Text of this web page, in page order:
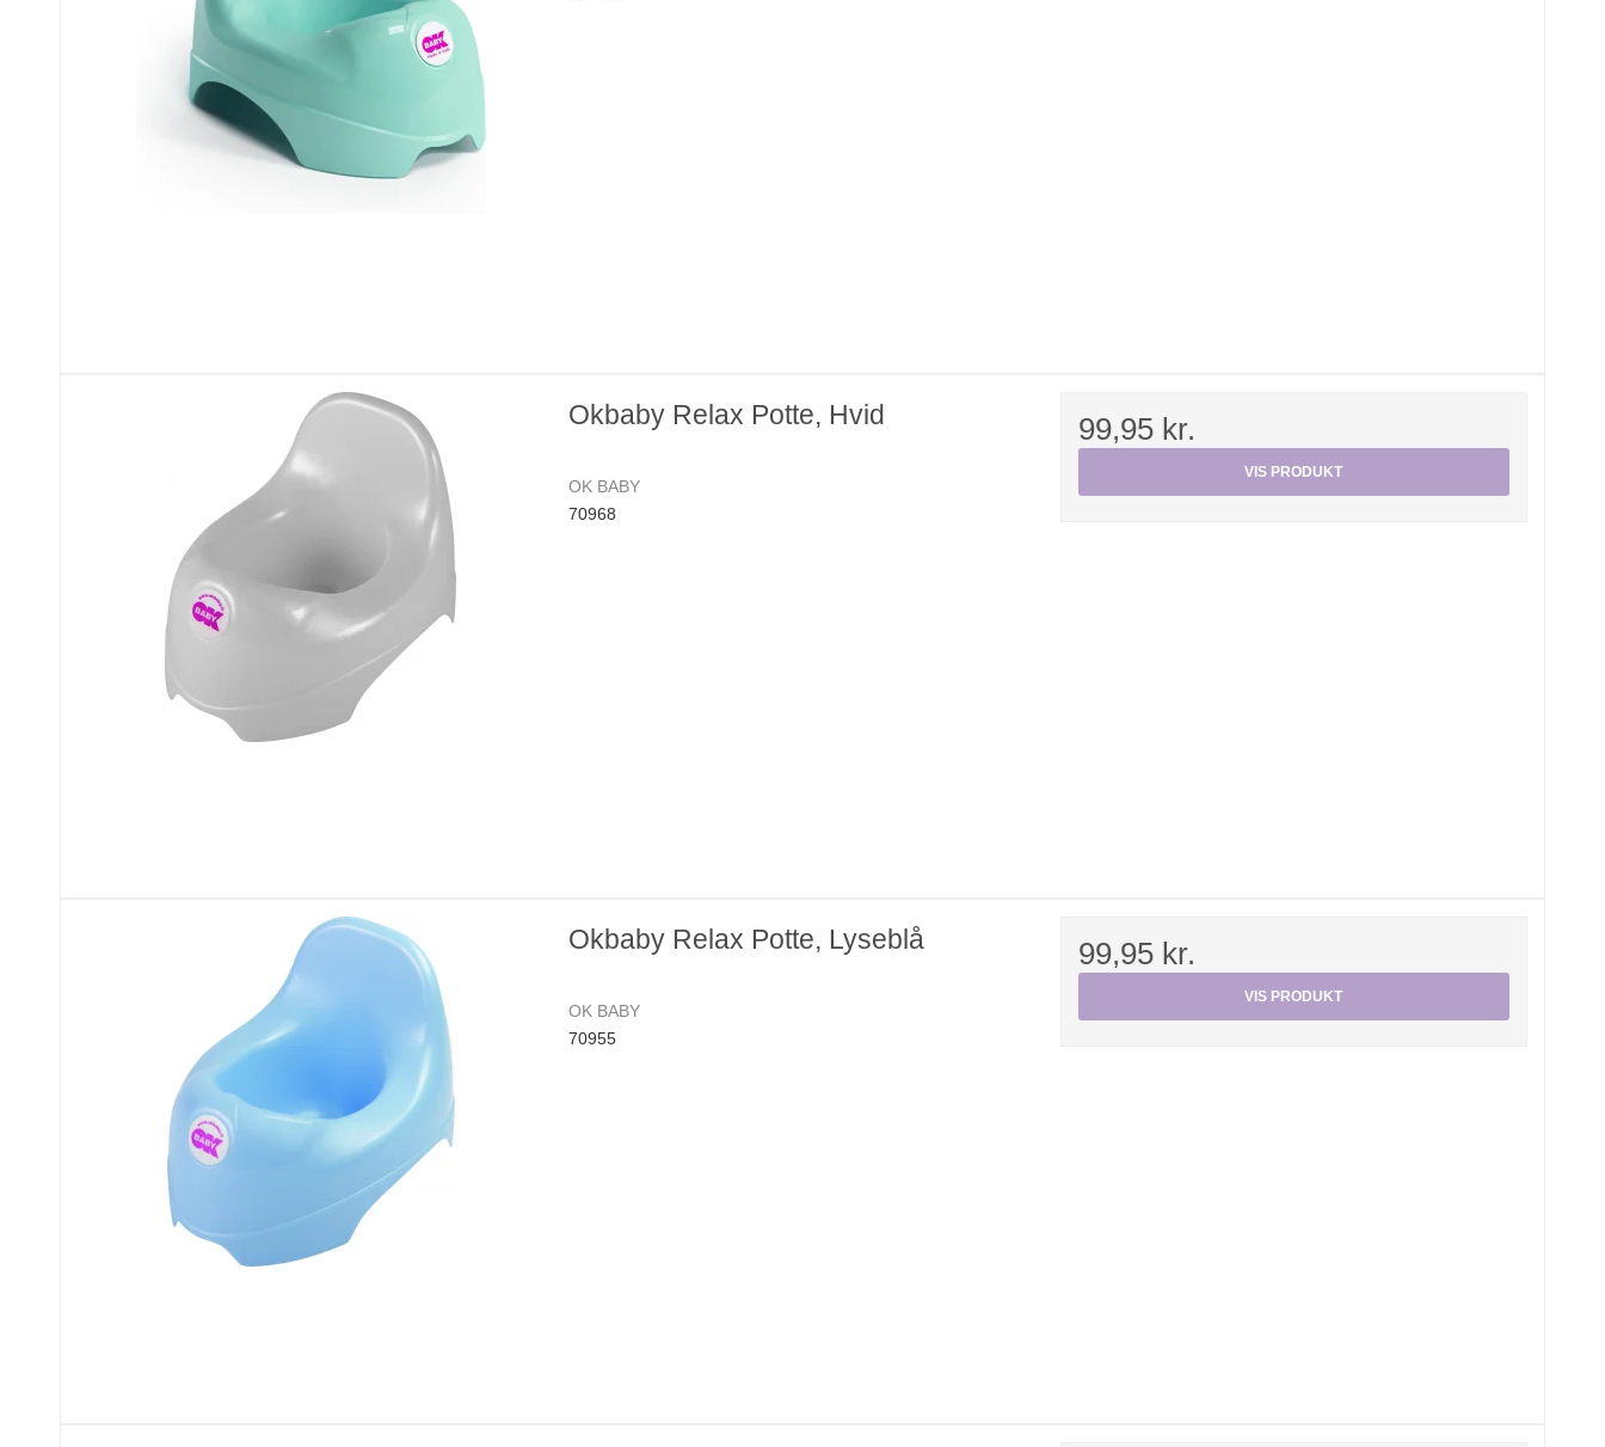
Okbaby Relax Potte, Hvid
OK BABY
70968
99,95 kr.
VIS PRODUKT
Okbaby Relax Potte, Lyseblå
OK BABY
70955
99,95 kr.
VIS PRODUKT